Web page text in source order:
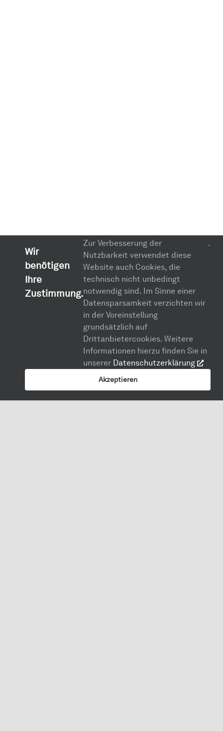
Wir
benötigen
Ihre
Zustimmung.
Zur Verbesserung der
Nutzbarkeit verwendet diese
Website auch Cookies, die
technisch nicht unbedingt
notwendig sind. Im Sinne einer
Datensparsamkeit verzichten wir
in der Voreinstellung
grundsätzlich auf
Drittanbietercookies. Weitere
Informationen hierzu finden Sie in
unserer Datenschutzerklärung
.
Akzeptieren